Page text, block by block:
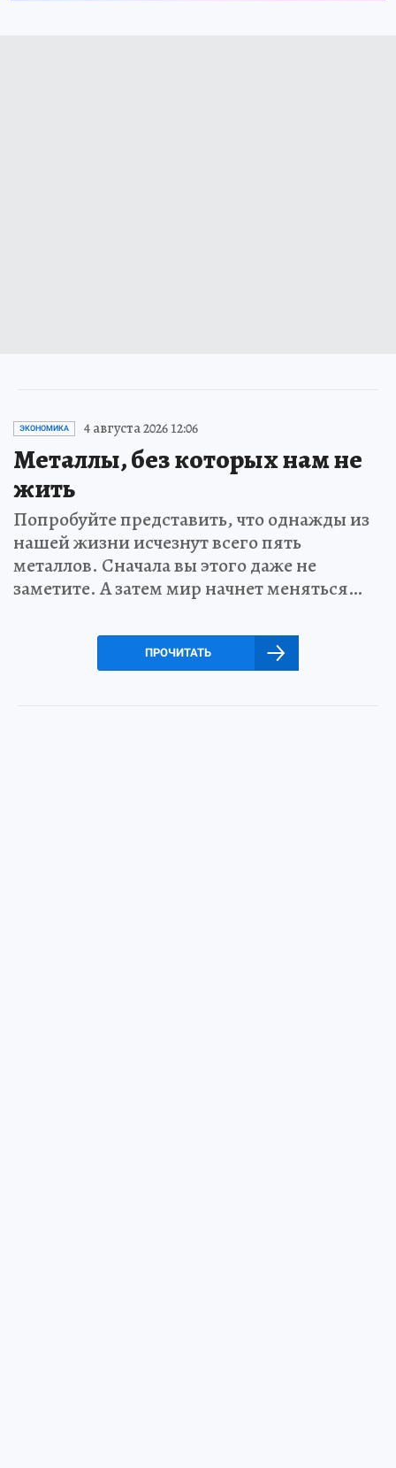
ЭКОНОМИКА 4 августа 2026 12:06
Металлы, без которых нам не
жить
Попробуйте представить, что однажды из
нашей жизни исчезнут всего пять
металлов. Сначала вы этого даже не
заметите. А затем мир начнет меняться…
ПРОЧИТАТЬ